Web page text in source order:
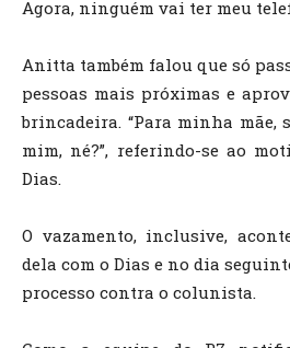
Agora, ninguém vai ter meu
Anitta também falou que só
pessoas mais próximas e
brincadeira. “Para minha mãe,
mim, né?”, referindo-se ao
Dias.
O vazamento, inclusive,
dela com o Dias e no dia
processo contra o colunista.